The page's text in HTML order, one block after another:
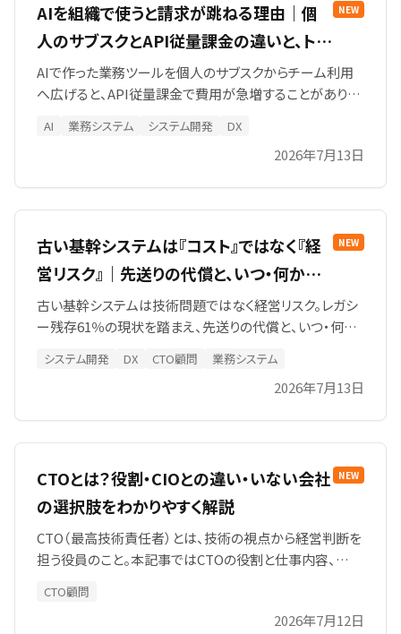
AIを組織で使うと請求が跳ねる理由｜個
人のサブスクとAPI従量課金の違いと、トー
クンコストを抑える設計
NEW
AIで作った業務ツールを個人のサブスクからチーム利用
へ広げると、API従量課金で費用が急増することがありま
コストを抑える設計をSIAが解説します。
AI 業務システム システム開発 DX
2026年7月13日
古い基幹システムは『コスト』ではなく『経
営リスク』｜先送りの代償と、いつ・何から
刷新するかの判断基準
NEW
古い基幹システムは技術問題ではなく経営リスク。レガシ
ー残存61％の現状を踏まえ、先送りの代償と、いつ・何か
システム開発 DX CTO顧問 業務システム
2026年7月13日
CTOとは？役割・CIOとの違い・いない会社
の選択肢をわかりやすく解説
NEW
CTO（最高技術責任者）とは、技術の視点から経営判断を
担う役員のこと。本記事ではCTOの役割と仕事内容、
内にCTOがいない会社」が技術判断力を確保する4つの
選択肢（採用・業務委託・CTO顧問・コンサル）を費用感つ
CTO顧問
2026年7月12日